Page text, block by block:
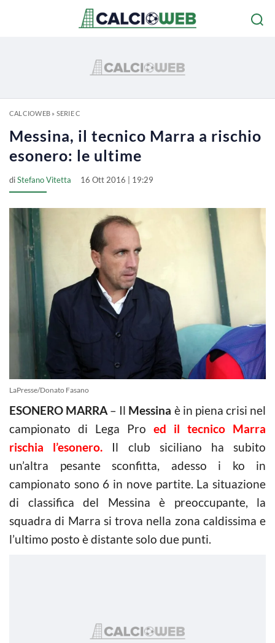
CALCIOWEB» SERIE C
Messina, il tecnico Marra a rischio
esonero: le ultime
diStefano Vitetta 16 Ott 2016 | 19:29
LaPresse/Donato Fasano
ESONERO MARRA – Il Messina è in piena crisi nel
campionato di Lega Pro ed il tecnico Marra
rischia l’esonero.
Il club siciliano ha subito
un’altra pesante sconfitta, adesso i ko in
campionato sono 6 in nove partite. La situazione
di classifica del Messina è preoccupante, la
squadra di Marra si trova nella zona caldissima e
l’ultimo posto è distante solo due punti.